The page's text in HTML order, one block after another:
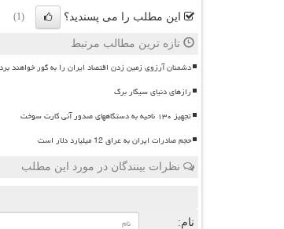
این مطلب را می پسندید؟ (1)
تازه ترین مطالب مرتبط
دشمنان آرزوی زمین زدن اقتصاد ایران را به گور خواهند برد
رازهای دنیای سیگار برگ
تجهیز ۱۳۰ ناحیه به دستگاههای صدور آنی کارت سوخت
حجم صادرات ایران به عراق 12 میلیارد دلار است
نظرات بینندگان در مورد این مطلب
نام: